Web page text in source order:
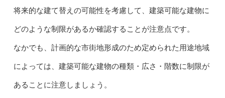
将来的な建て替えの可能性を考慮して、建築可能な建物に
どのような制限があるか確認することが注意点です。
なかでも、計画的な市街地形成のため定められた用途地域
によっては、建築可能な建物の種類・広さ・階数に制限が
あることに注意しましょう。